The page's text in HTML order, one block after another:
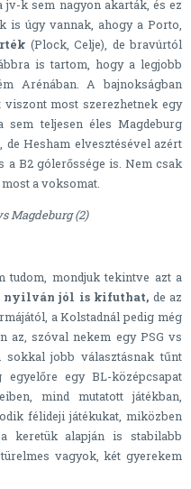
k sem nagyon akarták, és ez
is úgy vannak, ahogy a Porto,
(Plock, Celje), de bravúrtól
is tartom, hogy a legjobb
Arénában. A bajnokságban
viszont most szerezhetnek egy
sem teljesen éles Magdeburg
Hesham elvesztésével azért
a B2 gólerőssége is. Nem csak
a voksomat.
Magdeburg (2)
tudom, mondjuk tekintve azt a
nyilván jól is kifuthat, de az
a Kolstadnál pedig még
az, szóval nekem egy PSG vs
jobb választásnak tűnt
egy BL-középcsapat
mind mutatott játékban,
félideji játékukat, miközben
keretük alapján is stabilabb
vagyok, két gyerekem